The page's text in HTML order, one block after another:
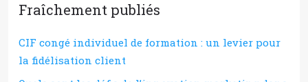
Fraîchement publiés
CIF congé individuel de formation : un levier pour
la fidélisation client